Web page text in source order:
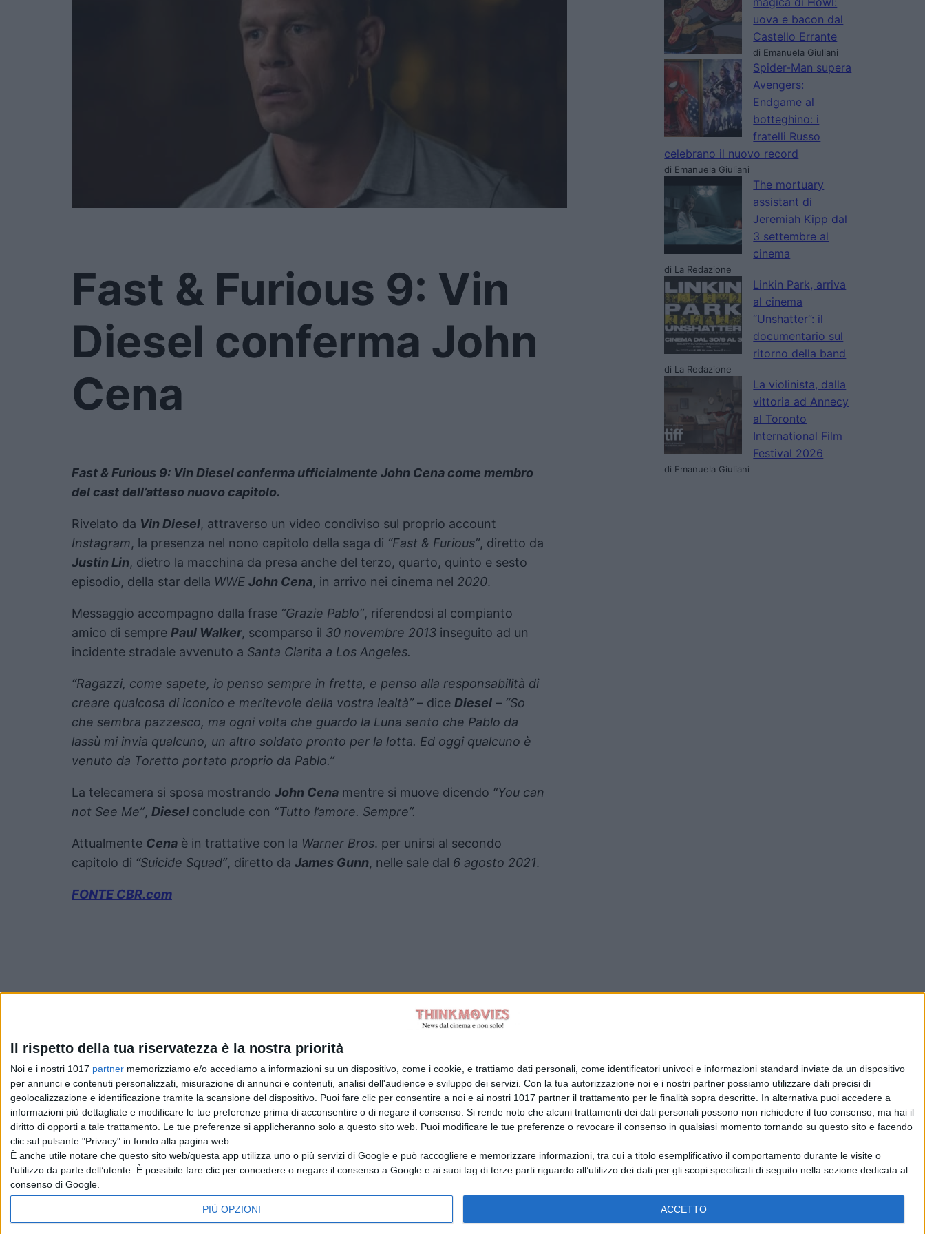
Il rispetto della tua riservatezza è la nostra priorità
Noi e i nostri 1017 partner memorizziamo e/o accediamo a informazioni su un dispositivo, come i cookie, e trattiamo dati personali, come identificatori univoci e informazioni standard inviate da un dispositivo
per annunci e contenuti personalizzati, misurazione di annunci e contenuti, analisi dell'audience e sviluppo dei servizi. Con la tua autorizzazione noi e i nostri partner possiamo utilizzare dati precisi di
geolocalizzazione e identificazione tramite la scansione del dispositivo. Puoi fare clic per consentire a noi e ai nostri 1017 partner il trattamento per le finalità sopra descritte. In alternativa puoi accedere a
informazioni più dettagliate e modificare le tue preferenze prima di acconsentire o di negare il consenso. Si rende noto che alcuni trattamenti dei dati personali possono non richiedere il tuo consenso, ma hai il
diritto di opporti a tale trattamento. Le tue preferenze si applicheranno solo a questo sito web. Puoi modificare le tue preferenze o revocare il consenso in qualsiasi momento tornando su questo sito e facendo
clic sul pulsante "Privacy" in fondo alla pagina web.
È anche utile notare che questo sito web/questa app utilizza uno o più servizi di Google e può raccogliere e memorizzare informazioni, tra cui a titolo esemplificativo il comportamento durante le visite o
l’utilizzo da parte dell’utente. È possibile fare clic per concedere o negare il consenso a Google e ai suoi tag di terze parti riguardo all’utilizzo dei dati per gli scopi specificati di seguito nella sezione dedicata al
consenso di Google.
PIÙ OPZIONI ACCETTO
Fast & Furious 9: Vin
Diesel conferma John
Cena
Fast & Furious 9: Vin Diesel conferma ufficialmente John Cena come membro
del cast dell’atteso nuovo capitolo.
Rivelato da Vin Diesel, attraverso un video condiviso sul proprio account
Instagram, la presenza nel nono capitolo della saga di “Fast & Furious”, diretto da
Justin Lin, dietro la macchina da presa anche del terzo, quarto, quinto e sesto
episodio, della star della WWE John Cena, in arrivo nei cinema nel 2020.
Messaggio accompagno dalla frase “Grazie Pablo”, riferendosi al compianto
amico di sempre Paul Walker, scomparso il 30 novembre 2013 inseguito ad un
incidente stradale avvenuto a Santa Clarita a Los Angeles.
“Ragazzi, come sapete, io penso sempre in fretta, e penso alla responsabilità di
creare qualcosa di iconico e meritevole della vostra lealtà” – dice Diesel – “So
che sembra pazzesco, ma ogni volta che guardo la Luna sento che Pablo da
lassù mi invia qualcuno, un altro soldato pronto per la lotta. Ed oggi qualcuno è
venuto da Toretto portato proprio da Pablo.”
La telecamera si sposa mostrando John Cena mentre si muove dicendo “You can
not See Me”, Diesel conclude con “Tutto l’amore. Sempre”.
Attualmente Cena è in trattative con la Warner Bros. per unirsi al secondo
capitolo di “Suicide Squad”, diretto da James Gunn, nelle sale dal 6 agosto 2021.
FONTE CBR.com
PubblicatoAprile 28, 2019in
News cinema e film
daEmanuela Giuliani
Tag:
uova e bacon dal
Castello Errante
di Emanuela Giuliani
Spider-Man supera
Avengers:
Endgame al
botteghino: i
fratelli Russo
celebrano il nuovo record
di Emanuela Giuliani
The mortuary
assistant di
Jeremiah Kipp dal
3 settembre al
cinema
di La Redazione
Linkin Park, arriva
al cinema
“Unshatter”: il
documentario sul
ritorno della band
di La Redazione
La violinista, dalla
vittoria ad Annecy
al Toronto
International Film
Festival 2026
di Emanuela Giuliani
Chi siamoContattiPrivacy PolicyCookie PolicyEmanuela Giuliani CFGLNMNL77T43L639Disclaimer